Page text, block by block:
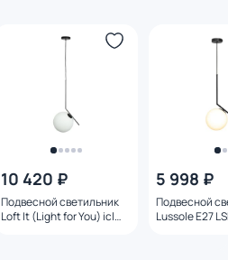
10 420 ₽
Подвесной светильник
Loft It (Light for You) icl
5 998 ₽
Подвесной
Lussole E27